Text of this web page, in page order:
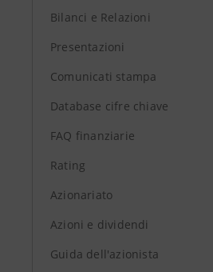
Bilanci e Relazioni
Presentazioni
Comunicati stampa
Database cifre chiave
FAQ finanziarie
Rating
Azionariato
Azioni e dividendi
Guida dell'azionista